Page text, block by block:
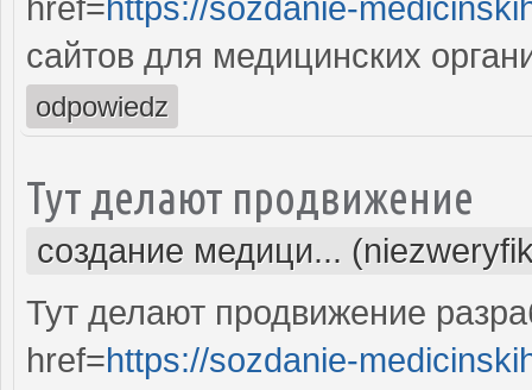
href=https://sozdanie-
сайтов для медицинских
odpowiedz
Тут делают продвижение
создание медици...
Тут делают продвижение
href=https://sozdanie-